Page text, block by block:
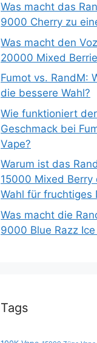
Was macht das
9000 Cherry zu
Was macht den
20000 Mixed
Fumot vs. RandM:
die bessere Wahl?
Wie funktioniert
Geschmack bei
Vape?
Warum ist das
15000 Mixed
Wahl für fruchtiges
Was macht die
9000 Blue Razz
Tags